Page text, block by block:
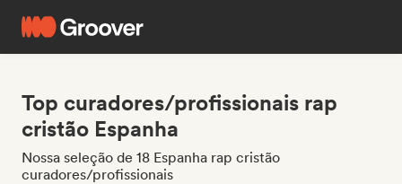
Top curadores/profissionais rap
cristão Espanha
Nossa seleção de 18 Espanha rap cristão
curadores/profissionais